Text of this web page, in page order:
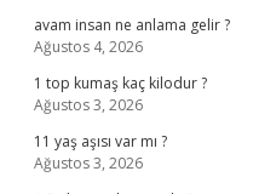
avam insan ne anlama gelir ?
Ağustos 4, 2026
1 top kumaş kaç kilodur ?
Ağustos 3, 2026
11 yaş aşısı var mı ?
Ağustos 3, 2026